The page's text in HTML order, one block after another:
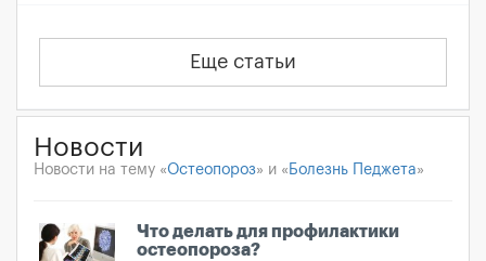
Еще статьи
Новости
Новости на тему «Остеопороз» и « Болезнь Педжета»
Что делать для профилактики
остеопороза?